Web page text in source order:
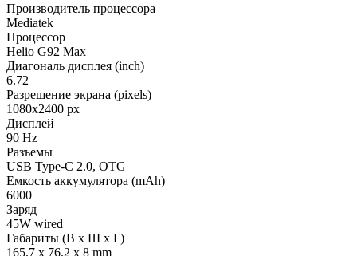
Производитель процессора
Mediatek
Процессор
Helio G92 Max
Диагональ дисплея (inch)
6.72
Разрешение экрана (pixels)
1080x2400 px
Дисплей
90 Hz
Разъемы
USB Type-C 2.0, OTG
Емкость аккумулятора (mAh)
6000
Заряд
45W wired
Габариты (В х Ш х Г)
165.7 x 76.2 x 8 mm